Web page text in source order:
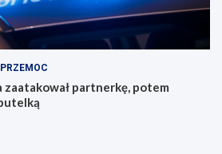
PRZEMOC
zaatakował partnerkę, potem